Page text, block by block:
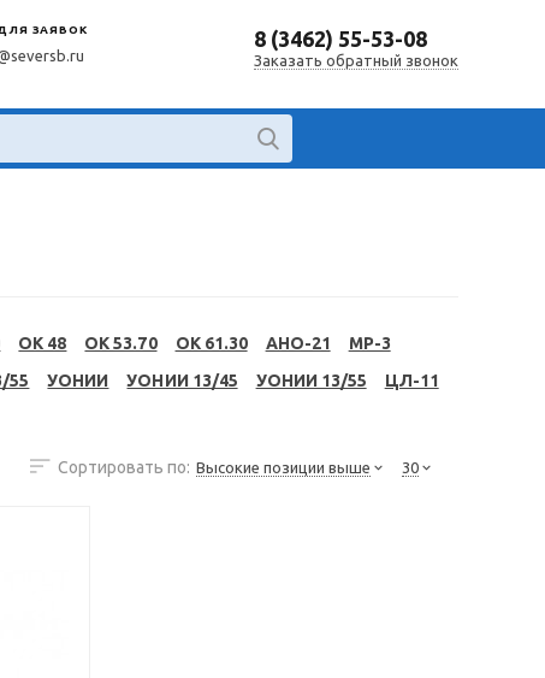
ДЛЯ ЗАЯВОК 8 (3462) 55-53-08
Заказать обратный звонок
OK 48 OK 53.70 OK 61.30 АНО-21
МР-3
55 УОНИИ УОНИИ 13/45 УОНИИ 13/55
ЦЛ-11
Сортировать по: Высокие позиции выше 30